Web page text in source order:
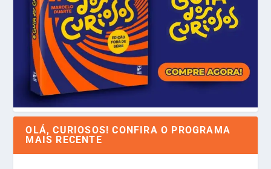
OLÁ, CURIOSOS! CONFIRA O PROGRAMA
MAIS RECENTE